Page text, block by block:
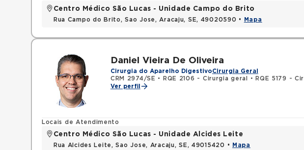
Centro Médico São Lucas - Unidade Campo do Brito
Rua Campo do Brito, Sao Jose, Aracaju, SE, 49020590 • Mapa
Daniel Vieira De Oliveira
Cirurgia do Aparelho DigestivoCirurgia Geral
CRM 2974/SE • RQE 2106 - Cirurgia geral •
RQE 5179 - Cirurgia do aparelho digestivo
Ver perfil
Locais de Atendimento
Centro Médico São Lucas - Unidade Alcides Leite
Rua Alcides Leite, Sao Jose, Aracaju, SE, 49015420 • Mapa